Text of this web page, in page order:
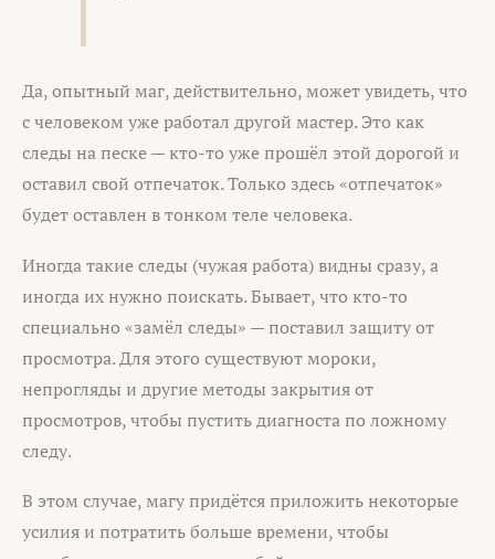
Да, опытный маг, действительно, может увидеть, что
с человеком уже работал другой мастер. Это как
следы на песке — кто-то уже прошёл этой дорогой и
оставил свой отпечаток. Только здесь «отпечаток»
будет оставлен в тонком теле человека.
Иногда такие следы (чужая работа) видны сразу, а
иногда их нужно поискать. Бывает, что кто-то
специально «замёл следы» — поставил защиту от
просмотра. Для этого существуют мороки,
непрогляды и другие методы закрытия от
просмотров, чтобы пустить диагноста по ложному
следу.
В этом случае, магу придётся приложить некоторые
усилия и потратить больше времени, чтобы